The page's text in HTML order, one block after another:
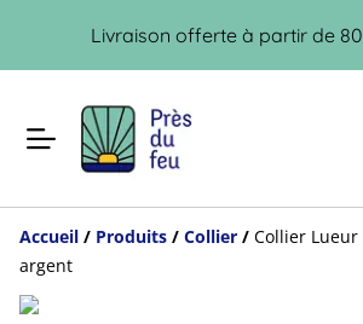
Livraison offerte à partir de
Accueil / Produits / Collier / Collier
argent